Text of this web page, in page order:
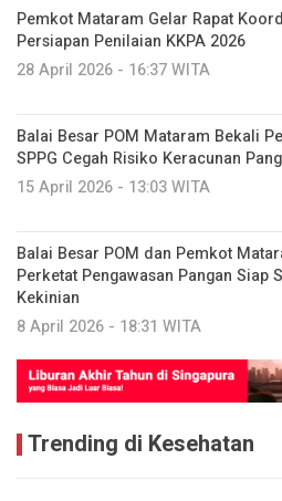
Pemkot Mataram Gelar Rapat
Persiapan Penilaian KKPA 2026
28 April 2026 - 16:37 WITA
Balai Besar POM Mataram Bekali
SPPG Cegah Risiko Keracunan
15 April 2026 - 13:03 WITA
Balai Besar POM dan Pemkot
Perketat Pengawasan Pangan Siap
Kekinian
8 April 2026 - 18:31 WITA
Trending di Kesehatan